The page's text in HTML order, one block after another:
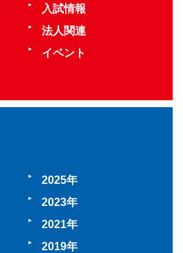
入試情報
法人関連
イベント
2025
2023
2021
2019